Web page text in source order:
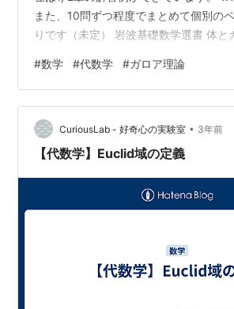
また、10問ずつ程度でまとめて個別の
りです（未定） 岩波基礎数学選書 体と
#数学 #代数学 #ガロア理論
CuriousLab - 好奇心の実験室 • 3年前
【代数学】Euclid域の定義